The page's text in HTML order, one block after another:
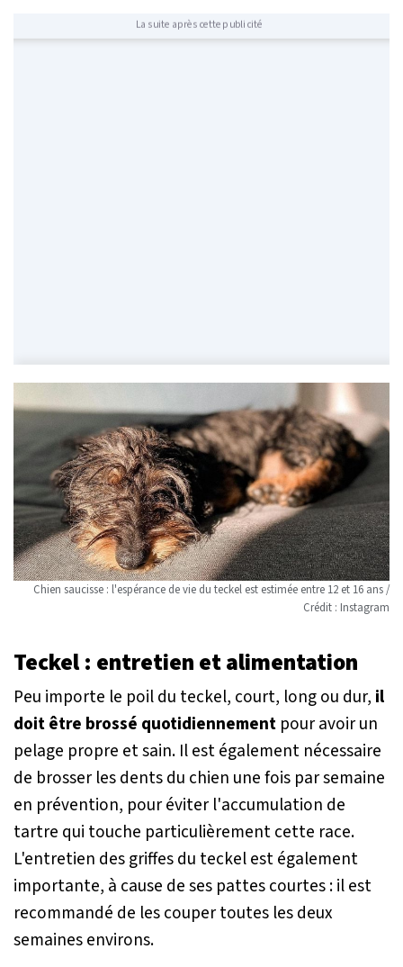
La suite après cette publicité
Chien saucisse : l'espérance de vie du teckel est estimée entre 12 et 16 ans /
Crédit : Instagram
Teckel : entretien et alimentation
Peu importe le poil du teckel, court, long ou dur, il
doit être brossé quotidiennement pour avoir un
pelage propre et sain. Il est également nécessaire
de brosser les dents du chien une fois par semaine
en prévention, pour éviter l'accumulation de
tartre qui touche particulièrement cette race.
L'entretien des griffes du teckel est également
importante, à cause de ses pattes courtes : il est
recommandé de les couper toutes les deux
semaines environs.